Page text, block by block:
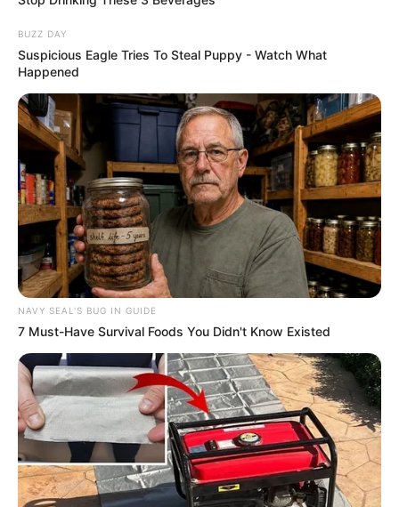
FALE CONOSCO
Nome
E-mail*
Mensagem*
BUSCAR
DESTAQUES
BUZZ DAY
Suspicious Eagle Tries To Steal Puppy - Watch What
Happened
NAVY SEAL'S BUG IN GUIDE
7 Must-Have Survival Foods You Didn't Know Existed